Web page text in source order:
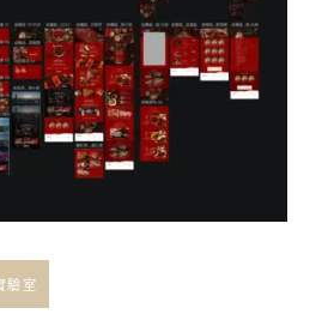
驗室